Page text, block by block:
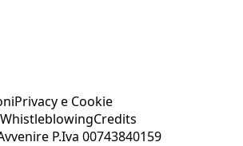
Privacy e Cookie
WhistleblowingCredits
P.Iva 00743840159